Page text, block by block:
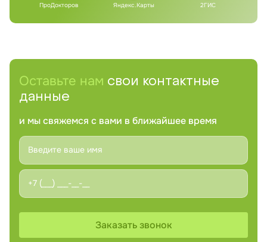
ПроДокторов Яндекс.Карты 2ГИС
Оставьте нам свои контактные
данные
и мы свяжемся с вами в ближайшее время
Заказать звонок